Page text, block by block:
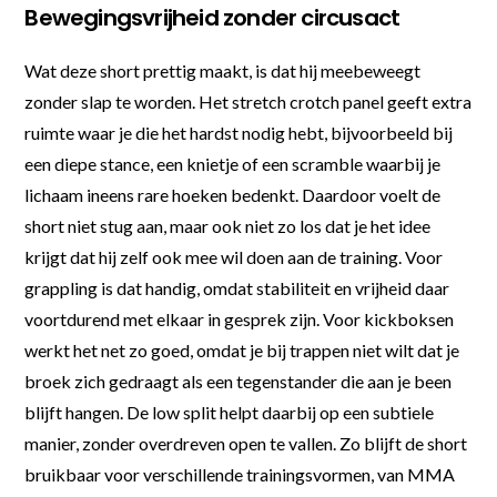
Bewegingsvrijheid zonder circusact
Wat deze short prettig maakt, is dat hij meebeweegt
zonder slap te worden. Het stretch crotch panel geeft extra
ruimte waar je die het hardst nodig hebt, bijvoorbeeld bij
een diepe stance, een knietje of een scramble waarbij je
lichaam ineens rare hoeken bedenkt. Daardoor voelt de
short niet stug aan, maar ook niet zo los dat je het idee
krijgt dat hij zelf ook mee wil doen aan de training. Voor
grappling is dat handig, omdat stabiliteit en vrijheid daar
voortdurend met elkaar in gesprek zijn. Voor kickboksen
werkt het net zo goed, omdat je bij trappen niet wilt dat je
broek zich gedraagt als een tegenstander die aan je been
blijft hangen. De low split helpt daarbij op een subtiele
manier, zonder overdreven open te vallen. Zo blijft de short
bruikbaar voor verschillende trainingsvormen, van MMA